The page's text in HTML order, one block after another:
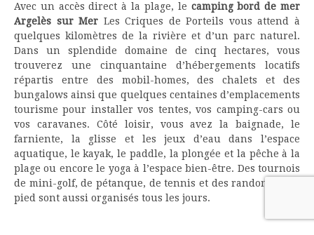
Avec un accès direct à la plage, le camping bord de mer
Argelès sur Mer Les Criques de Porteils vous attend à
quelques kilomètres de la rivière et d’un parc naturel.
Dans un splendide domaine de cinq hectares, vous
trouverez une cinquantaine d’hébergements locatifs
répartis entre des mobil-homes, des chalets et des
bungalows ainsi que quelques centaines d’emplacements
tourisme pour installer vos tentes, vos camping-cars ou
vos caravanes. Côté loisir, vous avez la baignade, le
farniente, la glisse et les jeux d’eau dans l’espace
aquatique, le kayak, le paddle, la plongée et la pêche à la
plage ou encore le yoga à l’espace bien-être. Des tournois
de mini-golf, de pétanque, de tennis et des randonnées à
pied sont aussi organisés tous les jours.